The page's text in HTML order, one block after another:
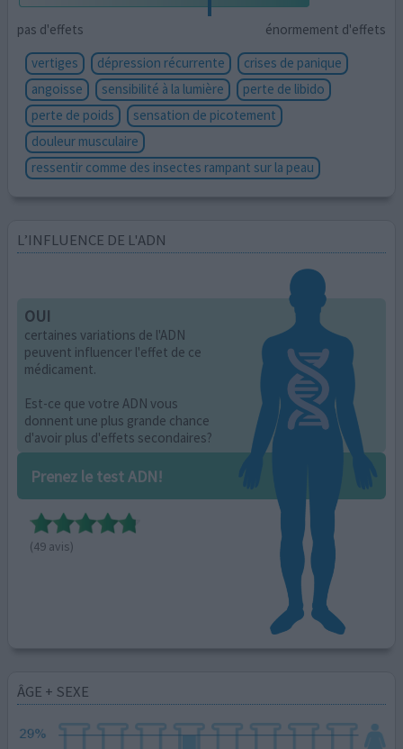
pas d'effets
énormement d'effets
vertiges
dépression récurrente
crises de panique
angoisse
sensibilité à la lumière
perte de libido
perte de poids
sensation de picotement
douleur musculaire
ressentir comme des insectes rampant sur la peau
L’INFLUENCE DE L'ADN
OUI
certaines variations de l'ADN
peuvent influencer l'effet de ce
médicament.
Est-ce que votre ADN vous
donnent une plus grande chance
d'avoir plus d'effets secondaires?
Prenez le test ADN!
(49 avis)
ÂGE + SEXE